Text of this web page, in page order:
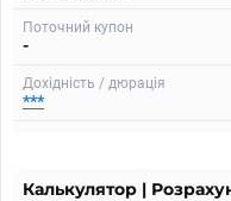
Поточний купон
-
Дохідність / дюрація
***
Калькулятор |